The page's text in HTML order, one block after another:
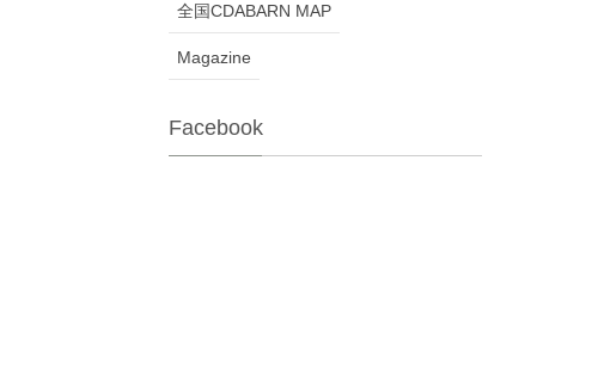
全国CDABARN MAP
Magazine
Facebook